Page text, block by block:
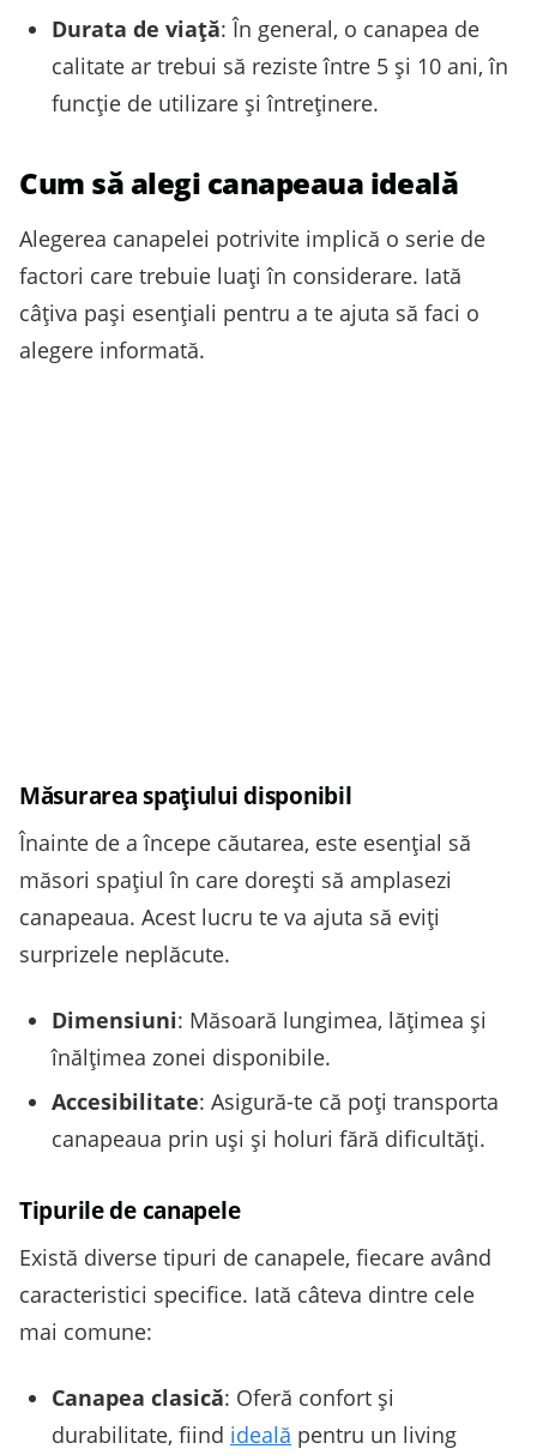
Durata de viață: În general, o canapea de
calitate ar trebui să reziste între 5 și 10 ani, în
funcție de utilizare și întreținere.
Cum să alegi canapeaua ideală
Alegerea canapelei potrivite implică o serie de
factori care trebuie luați în considerare. Iată
câțiva pași esențiali pentru a te ajuta să faci o
alegere informată.
Măsurarea spațiului disponibil
Înainte de a începe căutarea, este esențial să
măsori spațiul în care dorești să amplasezi
canapeaua. Acest lucru te va ajuta să eviți
surprizele neplăcute.
Dimensiuni: Măsoară lungimea, lățimea și
înălțimea zonei disponibile.
Accesibilitate: Asigură-te că poți transporta
canapeaua prin uși și holuri fără dificultăți.
Tipurile de canapele
Există diverse tipuri de canapele, fiecare având
caracteristici specifice. Iată câteva dintre cele
mai comune:
Canapea clasică: Oferă confort și
durabilitate, fiind ideală pentru un living